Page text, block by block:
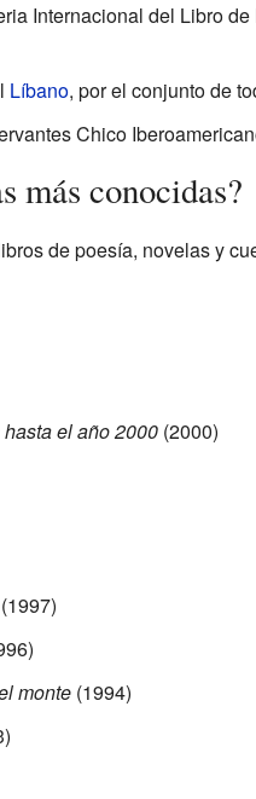
Internacional del Libro
Líbano, por el conjunto de
Chico
más conocidas?
de poesía, novelas y
el año 2000(2000)
monte(1994)